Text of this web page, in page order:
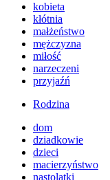
kobieta
kłótnia
małżeństwo
mężczyzna
miłość
narzeczeni
przyjaźń
Rodzina
dom
dziadkowie
dzieci
macierzyństwo
nastolatki